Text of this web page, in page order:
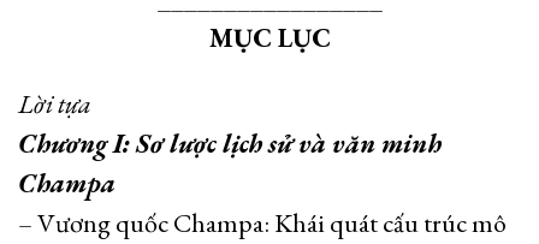
MỤC LỤC
Lời tựa
Chương I: Sơ lược lịch sử và văn minh
Champa
– Vương quốc Champa: Khái quát cấu trúc mô